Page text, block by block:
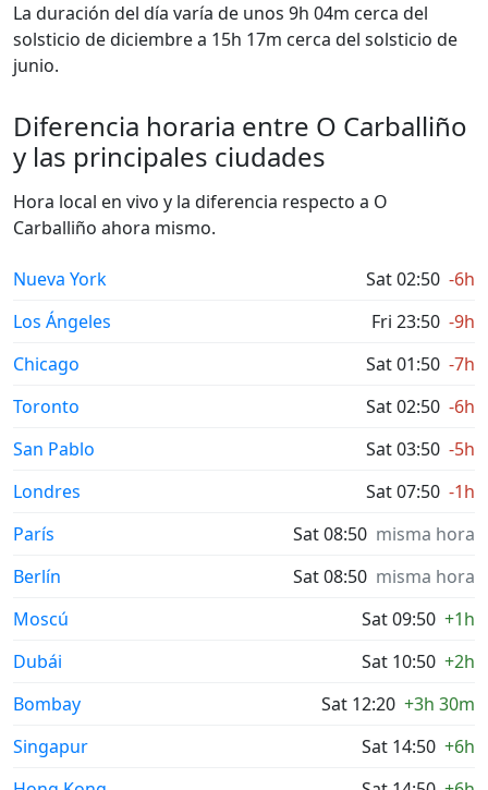
La duración del día varía de unos 9h 04m cerca del
solsticio de diciembre a 15h 17m cerca del solsticio de
junio.
Diferencia horaria entre O Carballiño
y las principales ciudades
Hora local en vivo y la diferencia respecto a O
Carballiño ahora mismo.
Nueva York Sat 02:50 -6h
Los Ángeles
Fri 23:50 -9h
Chicago
Sat 01:50 -7h
Toronto
Sat 02:50 -6h
San Pablo
Sat 03:50 -5h
Londres
Sat 07:50 -1h
París
Sat 08:50 misma hora
Berlín
Sat 08:50 misma hora
Moscú
Sat 09:50 +1h
Dubái
Sat 10:50 +2h
Bombay
Sat 12:20 +3h 30m
Singapur
Sat 14:50 +6h